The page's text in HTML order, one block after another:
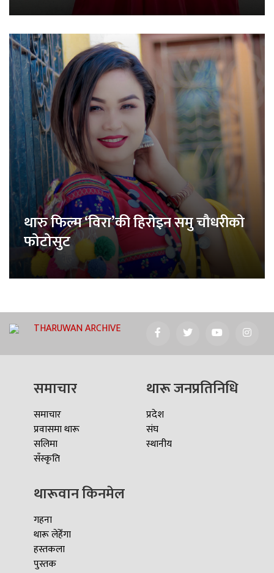
थारु फिल्म ‘विरा’की हिरोइन समु चौधरीको
फोटोसुट
THARUWAN ARCHIVE
समाचार
समाचार
प्रवासमा थारू
सलिमा
सँस्कृति
थारू जनप्रतिनिधि
प्रदेश
संघ
स्थानीय
थारूवान किनमेल
गहना
थारू लेहेँगा
हस्तकला
पुस्तक